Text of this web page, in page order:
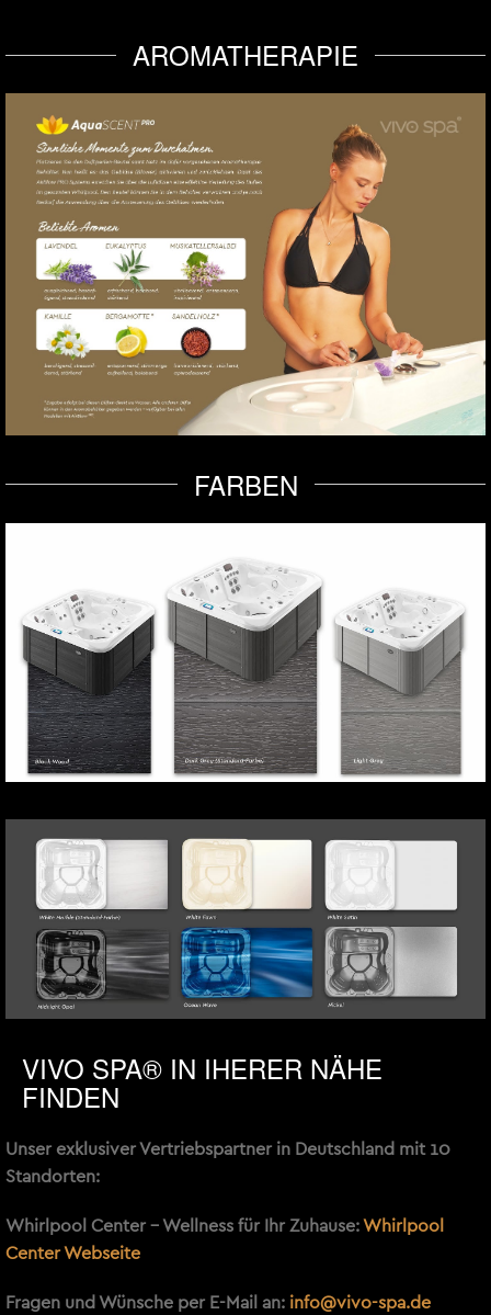
AROMATHERAPIE
FARBEN
VIVO SPA® IN IHERER NÄHE
FINDEN
Unser exklusiver Vertriebspartner in Deutschland mit 10
Standorten:
Whirlpool Center - Wellness für Ihr Zuhause:Whirlpool
Center Webseite
Fragen und Wünsche per E-Mail an: info@vivo-spa.de